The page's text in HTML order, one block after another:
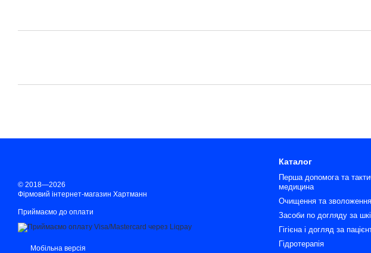
© 2018—2026
Фірмовий інтернет-магазин Хартманн
Приймаємо до оплати
Мобільна версія
Каталог
Перша допомога та
медицина
Очищення та
Засоби по догляду за
Гігієна і догляд за
Гідротерапія